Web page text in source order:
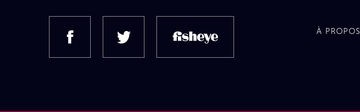
FACEBOOK TWITTER
À PROPOS